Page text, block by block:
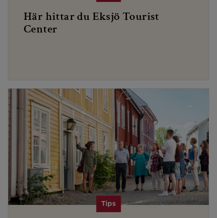
Här hittar du Eksjö Tourist
Center